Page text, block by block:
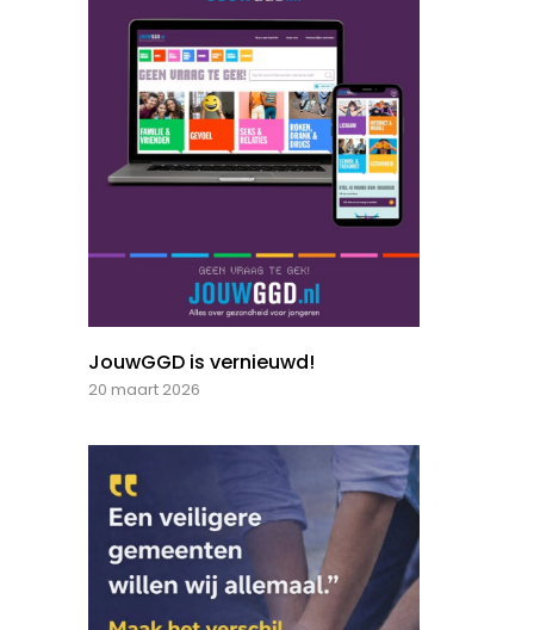
JouwGGD is vernieuwd!
20 maart 2026